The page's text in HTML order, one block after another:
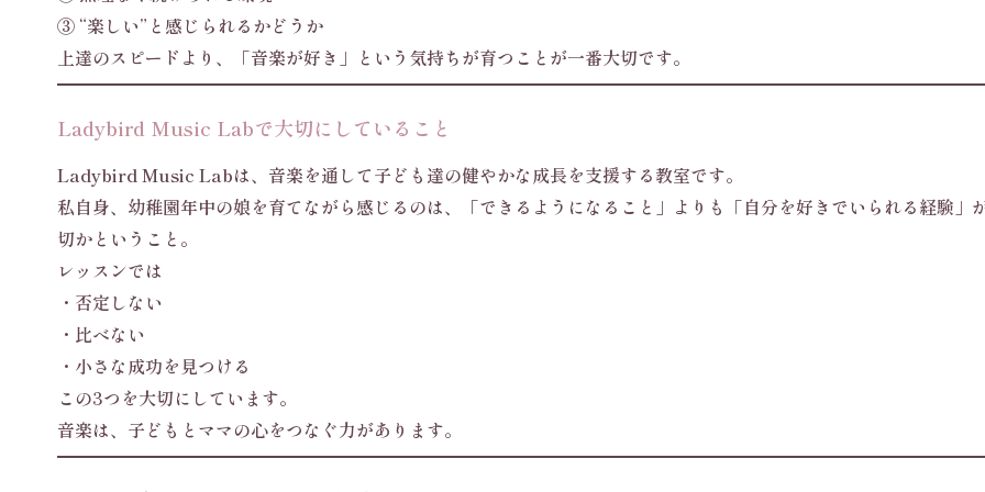
③ “楽しい”と感じられるかどうか
上達のスピードより、「音楽が好き」という気持ちが育つことが一番大切です。
Ladybird Music Labで大切にしていること
Ladybird Music Labは、音楽を通して子ども達の健やかな成長を支援する教室です。
私自身、幼稚園年中の娘を育てながら感じるのは、「できるようになること」よりも「自分を好きでいられる経験」
切かということ。
レッスンでは
・否定しない
・比べない
・小さな成功を見つける
この3つを大切にしています。
音楽は、子どもとママの心をつなぐ力があります。